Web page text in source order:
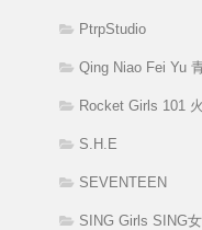
PtrpStudio
Qing Niao Fei Yu
Rocket Girls 101
S.H.E
SEVENTEEN
SING Girls SING